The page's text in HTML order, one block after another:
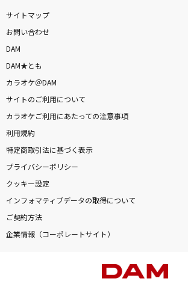
サイトマップ
お問い合わせ
DAM
DAM★とも
カラオケ＠DAM
サイトのご利用について
カラオケご利用にあたっての注意事項
利用規約
特定商取引法に基づく表示
プライバシーポリシー
クッキー設定
インフォマティブデータの取得について
ご契約方法
企業情報（コーポレートサイト）